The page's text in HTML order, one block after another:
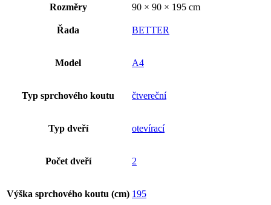
Rozměry
90 × 90 × 195 cm
Řada BETTER
Model A4
Typ sprchového koutu čtvereční
Typ dveří otevírací
Počet dveří 2
Výška sprchového koutu (cm) 195